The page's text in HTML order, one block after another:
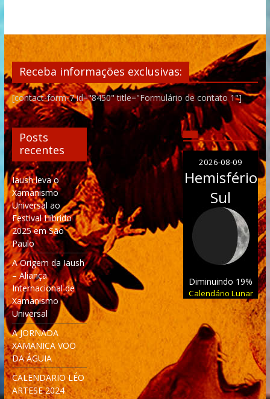
Receba informações exclusivas:
[contact-form-7 id="8450" title="Formulário de contato 1"]
Posts
recentes
Iaush leva o
Xamanismo
Universal ao
Festival Híbrido
2025 em São
Paulo
A Origem da Iaush
– Aliança
Internacional de
Xamanismo
Universal
A JORNADA
XAMANICA VOO
DA ÁGUIA
CALENDARIO LÉO
ARTESE 2024
2026-08-09
Hemisfério
Sul
Diminuindo 19%
Calendário Lunar